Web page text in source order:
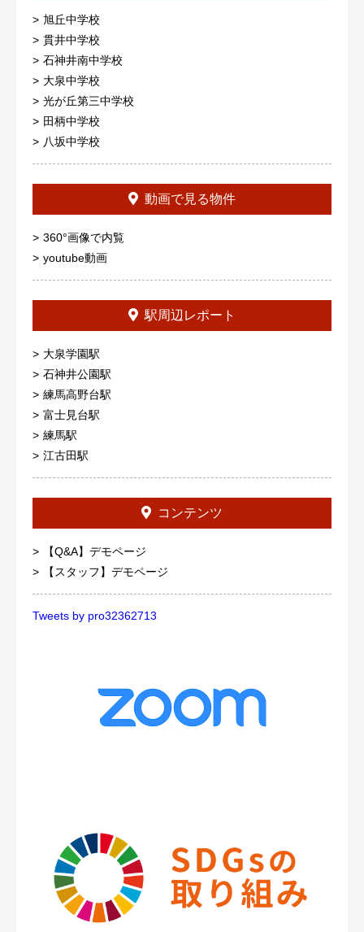
旭丘中学校
貫井中学校
石神井南中学校
大泉中学校
光が丘第三中学校
田柄中学校
八坂中学校
動画で見る物件
360°画像で内覧
youtube動画
駅周辺レポート
大泉学園駅
石神井公園駅
練馬高野台駅
富士見台駅
練馬駅
江古田駅
コンテンツ
【Q&A】デモページ
【スタッフ】デモページ
Tweets by pro32362713